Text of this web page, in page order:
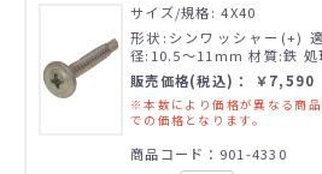
サイズ/規格: 4X40
形状:シンワッシャー(+)
径:10.5～11mm 材質:鉄 処
販売価格(税込)： ￥7,590
※本数により価格が異なる商
での価格となります。
商品コード：901-4330